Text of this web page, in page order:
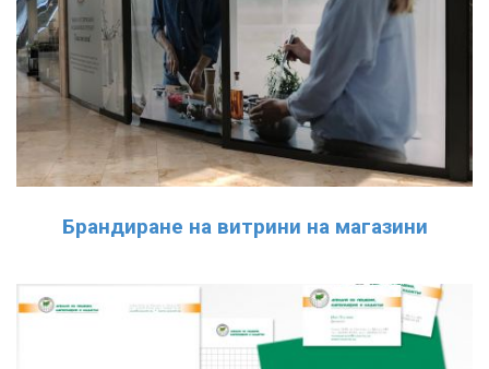
Брандиране на витрини на магазини